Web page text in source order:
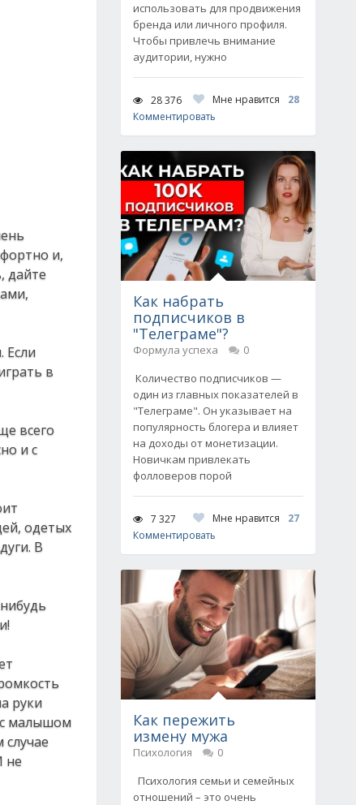
и,
дайте
Если
в
всего
и с
одетых
В
руки
с малышом
не
использовать для продвижения
бренда или личного профиля.
Чтобы привлечь внимание
аудитории, нужно
28 376 Мне нравится
28
Комментировать
Как набрать
подписчиков в
"Телеграме"?
Формула успеха
0
Количество подписчиков —
один из главных показателей в
"Телеграме". Он указывает на
популярность блогера и влияет
на доходы от монетизации.
Новичкам привлекать
фолловеров порой
7 327 Мне нравится
27
Комментировать
Как пережить
измену мужа
Психология
0
Психология семьи и семейных
отношений – это очень